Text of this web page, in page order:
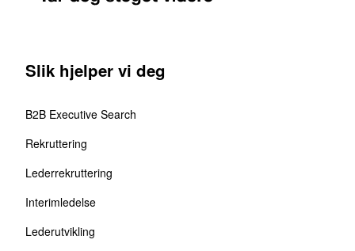
Slik hjelper vi deg
B2B Executive Search
Rekruttering
Lederrekruttering
Interimledelse
Lederutvikling